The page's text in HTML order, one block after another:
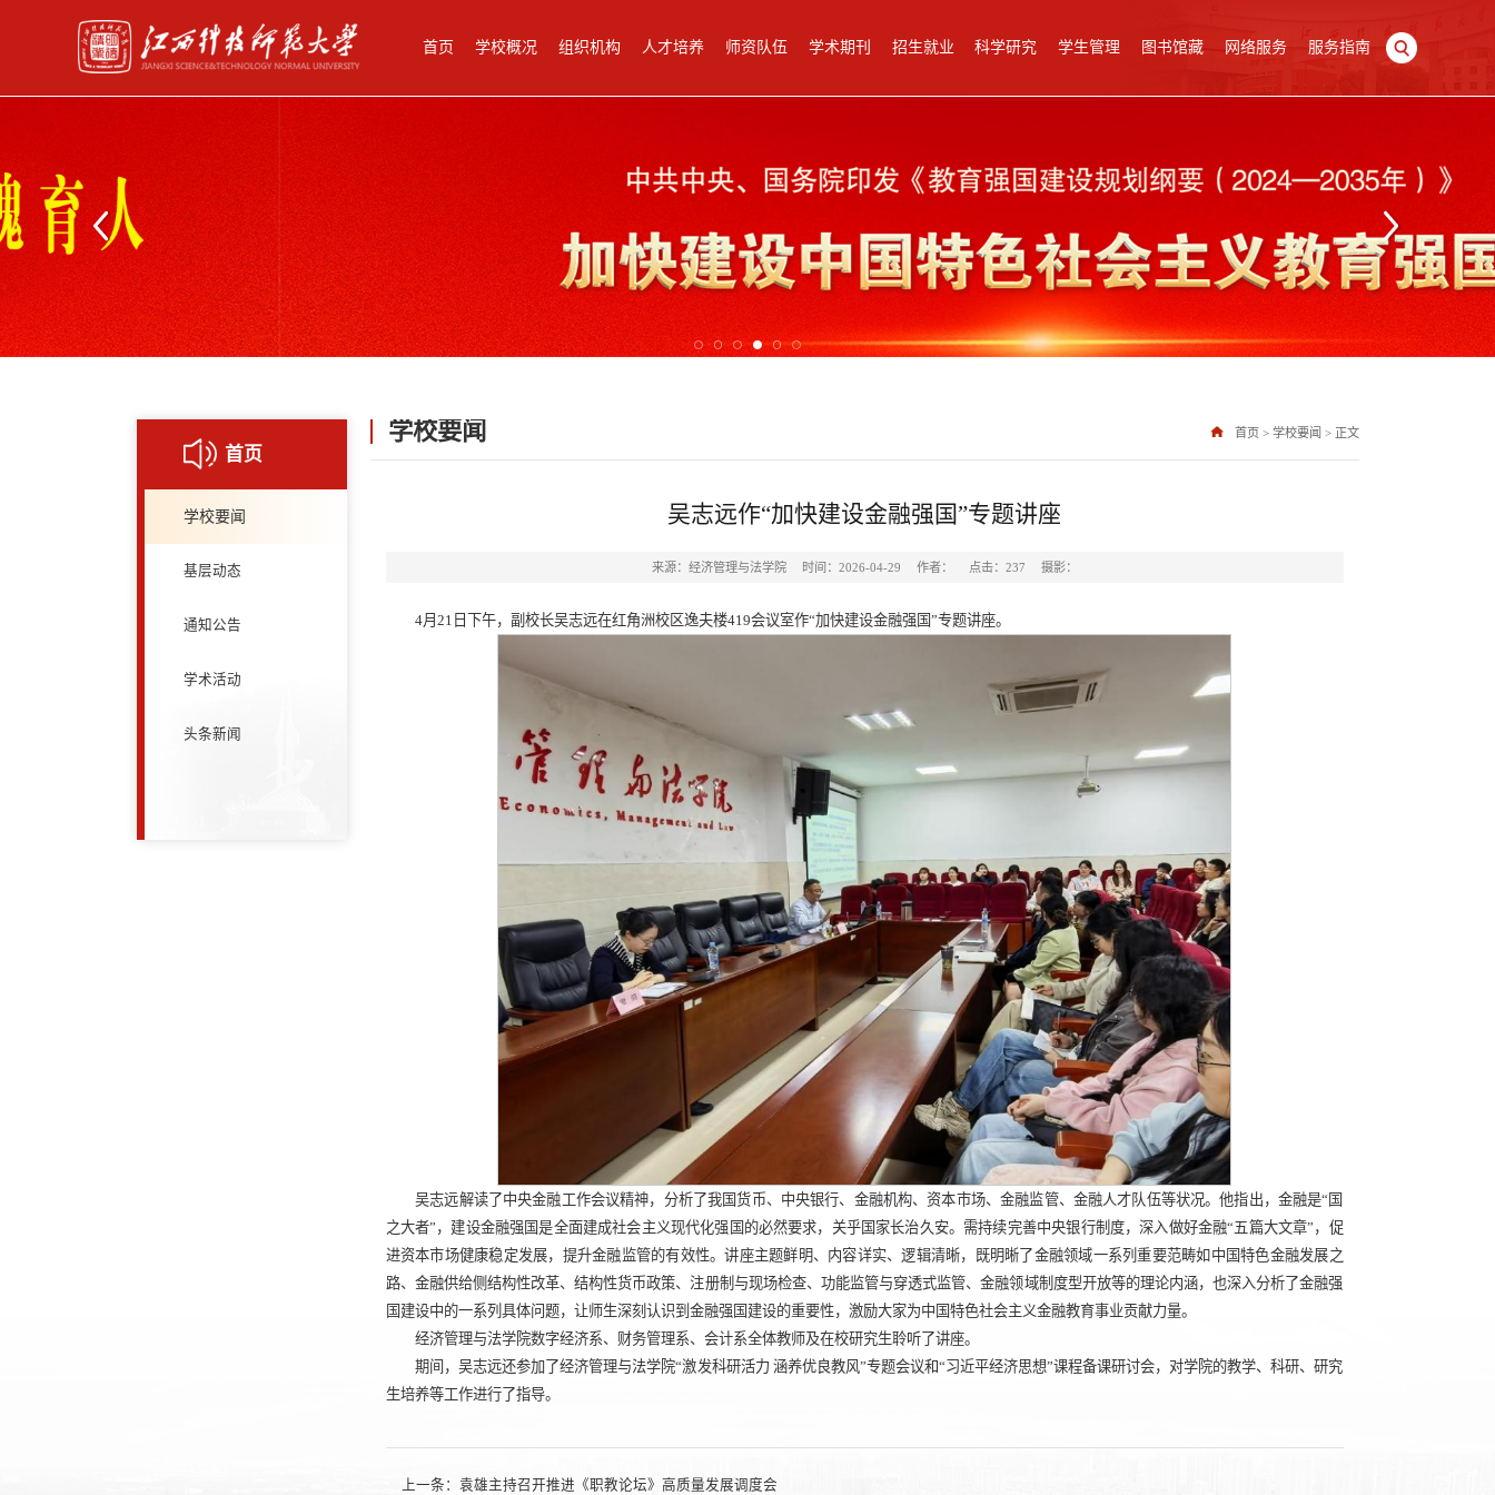
首页 学校概况 组织机构 人才培养 师资队伍 学术期刊 招生就业 科学研究 学生管理 图书馆藏 网络服务 服务指南
首页
学校要闻
基层动态
通知公告
学术活动
头条新闻
学校要闻 首页 > 学校要闻 > 正文
吴志远作“加快建设金融强国”专题讲座
来源：经济管理与法学院 时间：2026-04-29 作者： 点击： 237 摄影：
4月21日下午，副校长吴志远在红角洲校区逸夫楼419会议室作“加快建设金融强国”专题讲座。
吴志远解读了中央金融工作会议精神，分析了我国货币、中央银行、金融机构、资本市场、金融监管、金融人才队伍等状况。他指出，金融是“国
之大者”，建设金融强国是全面建成社会主义现代化强国的必然要求，关乎国家长治久安。需持续完善中央银行制度，深入做好金融“五篇大文章”，促
进资本市场健康稳定发展，提升金融监管的有效性。讲座主题鲜明、内容详实、逻辑清晰，既明晰了金融领域一系列重要范畴如中国特色金融发展之
路、金融供给侧结构性改革、结构性货币政策、注册制与现场检查、功能监管与穿透式监管、金融领域制度型开放等的理论内涵，也深入分析了金融强
国建设中的一系列具体问题，让师生深刻认识到金融强国建设的重要性，激励大家为中国特色社会主义金融教育事业贡献力量。
经济管理与法学院数字经济系、财务管理系、会计系全体教师及在校研究生聆听了讲座。
期间，吴志远还参加了经济管理与法学院“激发科研活力 涵养优良教风”专题会议和“习近平经济思想”课程备课研讨会，对学院的教学、科研、研究
生培养等工作进行了指导。
上一条： 袁雄主持召开推进《职教论坛》高质量发展调度会